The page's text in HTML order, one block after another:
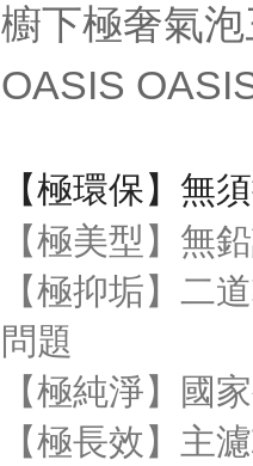
櫥下極奢氣
OASIS
【極環保】無
【極美型】無
【極抑垢】二
問題
【極純淨】國
【極長效】主